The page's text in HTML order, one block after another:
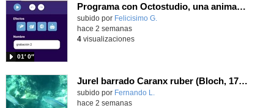
Programa con Octostudio, una animación utilizando la cámara para una foto y audio y texto para comunicar.
Contenido educativo.
subido por Felicisimo G.
01′ 0″
hace 2 semanas
4visualizaciones
Jurel barrado Caranx ruber (Bloch, 1793)
Contenido educativo.
subido por Fernando L.
hace 2 semanas